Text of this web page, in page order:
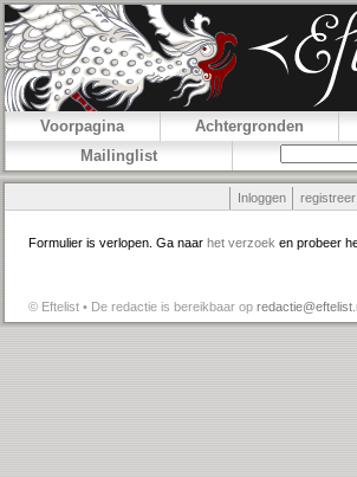
Voorpagina Achtergronden
Mailinglist
Inloggen registreer
Formulier is verlopen. Ga naar het verzoek en probeer
© Eftelist • De redactie is bereikbaar op